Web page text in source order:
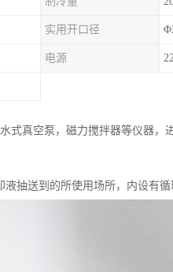
实用开口径
电源
式真空泵，磁力搅拌器等仪器，
抽送到的所使用场所，内设有循